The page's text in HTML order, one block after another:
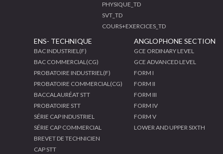
PHYSIQUE_TD
SVT_TD
COURS+EXERCICES_TD
ENS- TECHNIQUE
BAC INDUSTRIEL(F)
BAC COMMERCIAL(CG)
PROBATOIRE INDUSTRIEL(F)
PROBATOIRE COMMERCIAL(CG)
BACCALAURÉAT STT
PROBATOIRE STT
SÉRIE CAP INDUSTRIEL
SÉRIE CAP COMMERCIAL
BREVET DE TECHNICIEN
CAP STT
ANGLOPHONE SECTION
GCE ORDINARY LEVEL
GCE ADVANCED LEVEL
FORM I
FORM II
FORM III
FORM IV
FORM V
LOWER AND UPPER SIXTH